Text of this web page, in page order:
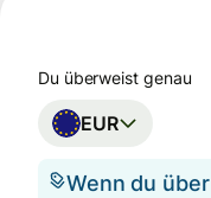
Du überweist genau
EUR
Wenn du